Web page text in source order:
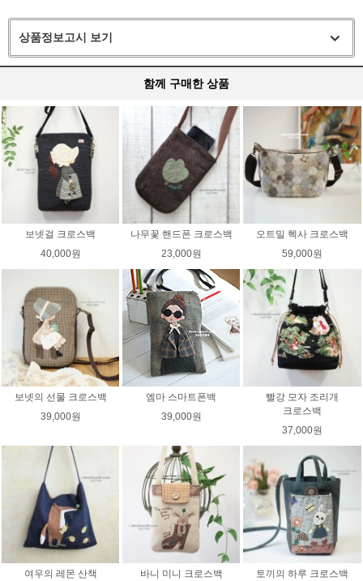
상품정보고시 보기
함께 구매한 상품
보넷걸 크로스백
40,000원
나무꽃 핸드폰 크로스백
23,000원
오트밀 헥사 크로스백
59,000원
보넷의 선물 크로스백
39,000원
엠마 스마트폰백
39,000원
빨강 모자 조리개
크로스백
37,000원
여우의 레몬 산책
바니 미니 크로스백
토끼의 하루 크로스백